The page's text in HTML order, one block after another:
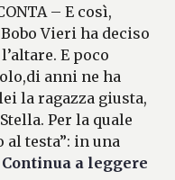
– E così,
Vieri ha deciso
E poco
anni ne ha
la ragazza giusta,
Per la quale
al testa”: in una
Continua a leggere